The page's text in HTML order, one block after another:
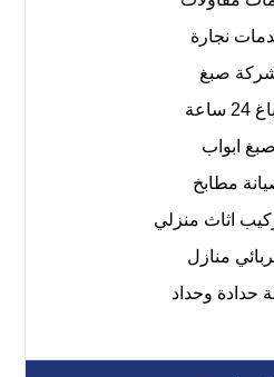
نجارة
صبغ
ساعة
صبغ ابواب
مطابخ
اثاث منزلي
منازل
حدادة وحداد